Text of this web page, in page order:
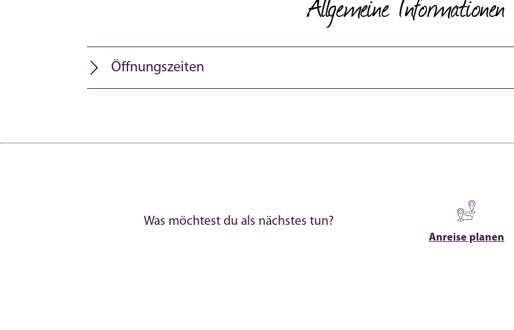
Öffnungszeiten
Was möchtest du als nächstes tun?
Anreise planen